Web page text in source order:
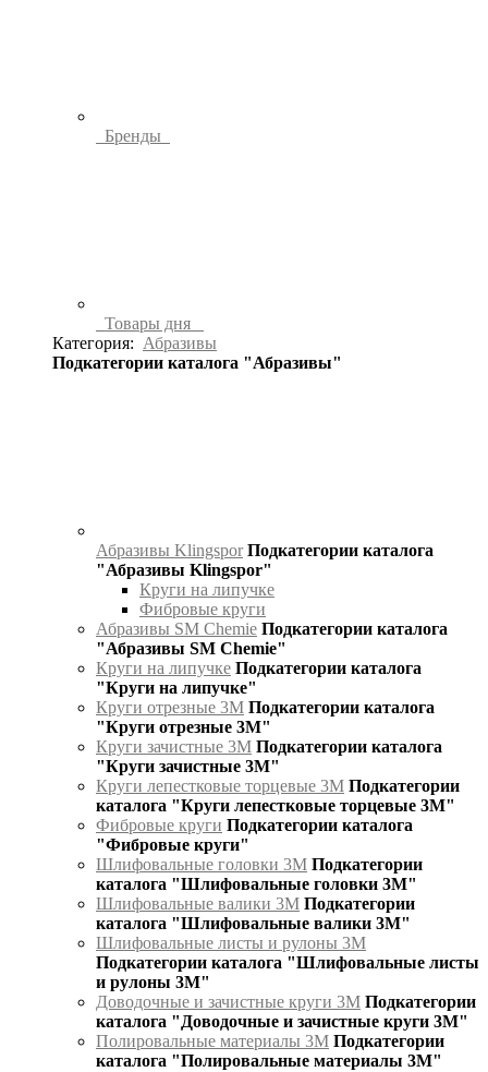
Бренды
Товары дня
Категория: Абразивы
Подкатегории каталога "Абразивы"
Абразивы Klingspor Подкатегории каталога
"Абразивы Klingspor"
Круги на липучке
Фибровые круги
Абразивы SM Chemie Подкатегории каталога
"Абразивы SM Chemie"
Круги на липучке Подкатегории каталога
"Круги на липучке"
Круги отрезные 3М Подкатегории каталога
"Круги отрезные 3М"
Круги зачистные 3М Подкатегории каталога
"Круги зачистные 3М"
Круги лепестковые торцевые 3М Подкатегории
каталога "Круги лепестковые торцевые 3М"
Фибровые круги Подкатегории каталога
"Фибровые круги"
Шлифовальные головки 3М Подкатегории
каталога "Шлифовальные головки 3М"
Шлифовальные валики 3М Подкатегории
каталога "Шлифовальные валики 3М"
Шлифовальные листы и рулоны 3М
Подкатегории каталога "Шлифовальные листы
и рулоны 3М"
Доводочные и зачистные круги 3М Подкатегории
каталога "Доводочные и зачистные круги 3М"
Полировальные материалы 3М Подкатегории
каталога "Полировальные материалы 3М"